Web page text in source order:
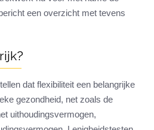
een overzicht met tevens
dat flexibiliteit een belangrijke
gezondheid, net zoals de
uithoudingsvermogen,